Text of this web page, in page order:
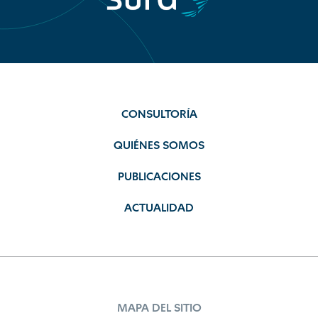
CONSULTORÍA
QUIÉNES SOMOS
PUBLICACIONES
ACTUALIDAD
MAPA DEL SITIO